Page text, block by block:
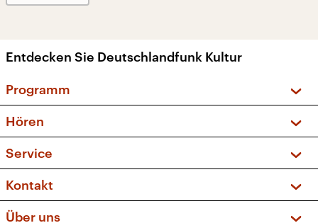
Entdecken Sie Deutschlandfunk Kultur
Programm
Sendungen und Podcasts
Musikliste
Kakadu – Das Kinderprogramm
Hören
Frequenzen (UKW + DAB+)
Service
FAQ
Apps
Kontakt
Über uns